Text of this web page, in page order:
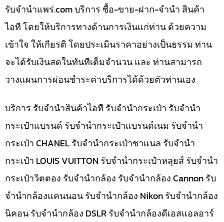
รับจํานําแพร่.com บริการ ซื้อ-ขาย-ฝาก-จำนำ สินค้า
ไอที โดยให้บริการทางด้านการเงินแก่ท่าน ด้วยความ
เข้าใจ ให้เกียรติ โดยประเมินราคาอย่างเป็นธรรม ท่าน
จะได้รับเงินสดในทันทีเต็มจำนวน และ ท่านสามารถ
วางแผนการผ่อนชำระค่าบริการได้ด้วยตัวท่านเอง
บริการ รับจำนำสินค้าไอที รับจำนำกระเป๋า รับจำนำ
กระเป๋าแบรนด์ รับจำนำกระเป๋าแบรนด์เนม รับจำนำ
กระเป๋า CHANEL รับจำนำกระเป๋าชาแนล รับจำนำ
กระเป๋า LOUIS VUITTON รับจำนำกระเป๋าหลุยส์ รับจำนำ
กระเป๋าวิตตอง รับจำนำกล้อง รับจำนำกล้อง Cannon รับ
จำนำกล้องแคนนอน รับจำนำกล้อง Nikon รับจำนำกล้อง
นิคอน รับจำนำกล้อง DSLR รับจำนำกล้องดีเอสแอลอาร์